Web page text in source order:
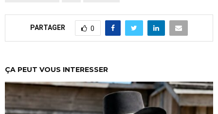
PARTAGER 0
ÇA PEUT VOUS INTERESSER